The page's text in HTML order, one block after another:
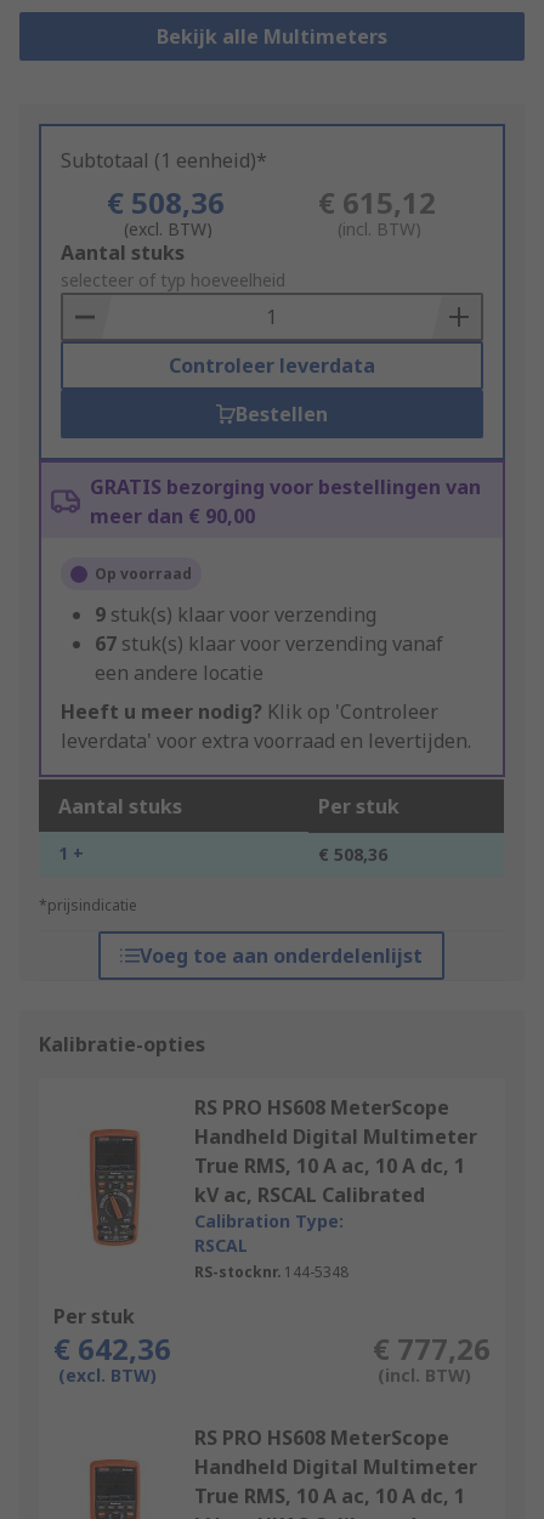
Bekijk alle Multimeters
Subtotaal (1 eenheid)*
€ 508,36
(excl. BTW)
€ 615,12
(incl. BTW)
Add
to
Basket
Aantal stuks
selecteer of typ hoeveelheid
Controleer leverdata
Bestellen
GRATIS bezorging voor bestellingen van
meer dan € 90,00
Op voorraad
9 stuk(s) klaar voor verzending
67 stuk(s) klaar voor verzending vanaf
een andere locatie
Heeft u meer nodig? Klik op 'Controleer
leverdata' voor extra voorraad en levertijden.
Aantal stuks Per stuk
1 + € 508,36
*prijsindicatie
Voeg toe aan onderdelenlijst
Kalibratie-opties
RS PRO HS608 MeterScope
Handheld Digital Multimeter
True RMS, 10 A ac, 10 A dc, 1
kV ac, RSCAL Calibrated
Calibration Type:
RSCAL
RS-stocknr. 144-5348
Per stuk
€ 642,36
(excl. BTW)
€ 777,26
(incl. BTW)
RS PRO HS608 MeterScope
Handheld Digital Multimeter
True RMS, 10 A ac, 10 A dc, 1